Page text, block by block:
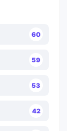
60
59
53
42